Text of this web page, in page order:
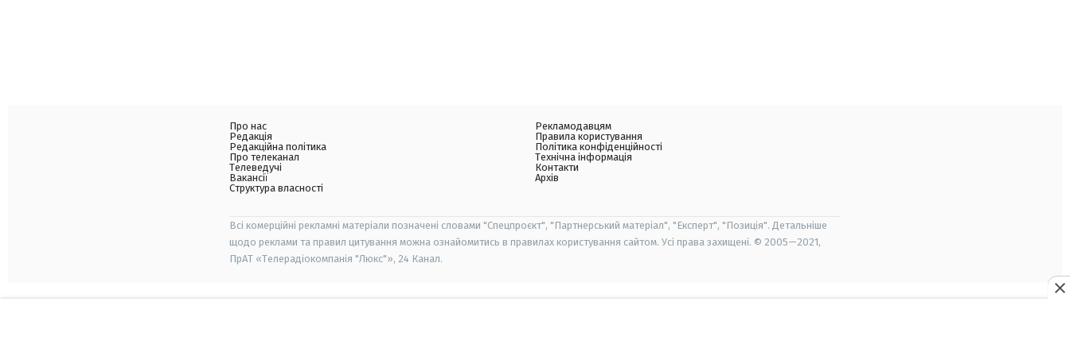
Про нас
Редакція
Редакційна політика
Про телеканал
Телеведучі
Вакансії
Структура власності
Рекламодавцям
Правила користування
Політика конфіденційності
Технічна інформація
Контакти
Архів
Всі комерційні рекламні матеріали позначені словами "Спецпроєкт", "Партнерський матеріал", "Експерт", "Позиція". Детальніше
щодо реклами та правил цитування можна ознайомитись в правилах користування сайтом. Усі права захищені. © 2005—2021,
ПрАТ «Телерадіокомпанія "Люкс"», 24 Канал.